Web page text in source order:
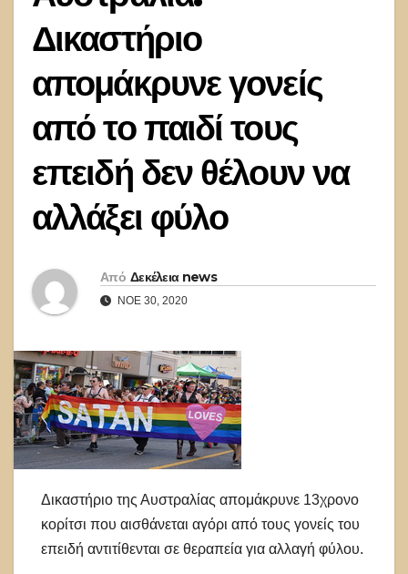
Δικαστήριο
απομάκρυνε γονείς
από το παιδί τους
επειδή δεν θέλουν να
αλλάξει φύλο
Από Δεκέλεια news
ΝΟΈ 30, 2020
Δικαστήριο της Αυστραλίας απομάκρυνε 13χρονο
κορίτσι που αισθάνεται αγόρι από τους γονείς του
επειδή αντιτίθενται σε θεραπεία για αλλαγή φύλου.